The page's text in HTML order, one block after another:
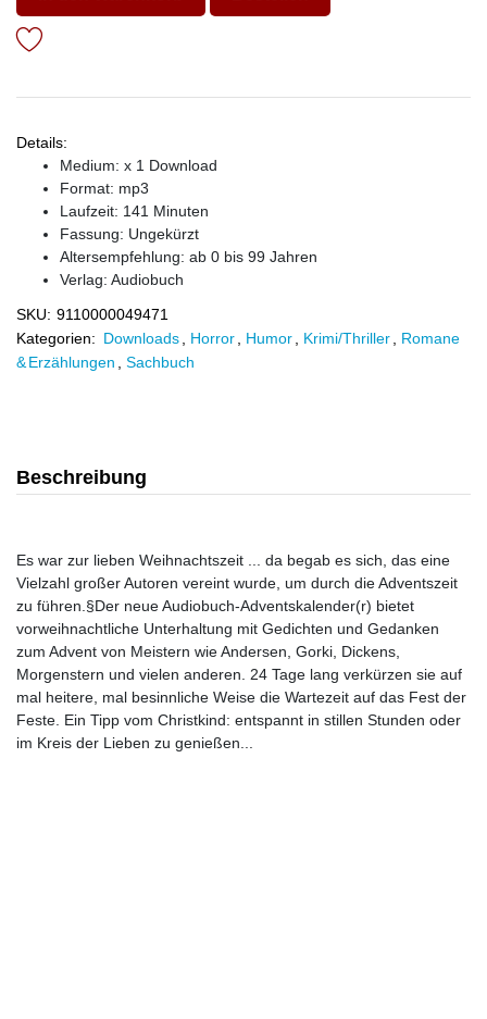
Details:
Medium: x 1 Download
Format: mp3
Laufzeit: 141 Minuten
Fassung: Ungekürzt
Altersempfehlung: ab 0 bis 99 Jahren
Verlag: Audiobuch
SKU: 9110000049471
Kategorien: Downloads Horror Humor Krimi/Thriller
Romane
& Erzählungen
Sachbuch
Beschreibung
Es war zur lieben Weihnachtszeit ... da begab es sich, das eine
Vielzahl großer Autoren vereint wurde, um durch die Adventszeit
zu führen.§Der neue Audiobuch-Adventskalender(r) bietet
vorweihnachtliche Unterhaltung mit Gedichten und Gedanken
zum Advent von Meistern wie Andersen, Gorki, Dickens,
Morgenstern und vielen anderen. 24 Tage lang verkürzen sie auf
mal heitere, mal besinnliche Weise die Wartezeit auf das Fest der
Feste. Ein Tipp vom Christkind: entspannt in stillen Stunden oder
im Kreis der Lieben zu genießen...